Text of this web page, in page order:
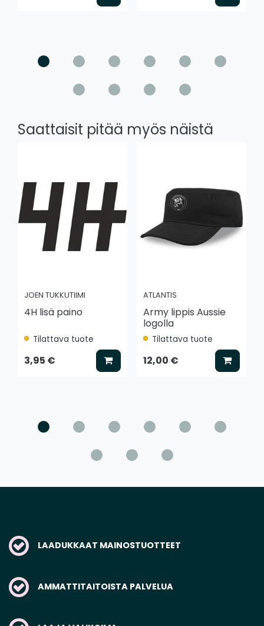
Saattaisit pitää myös näistä
JOEN TUKKUTIIMI
4H lisä paino
Tilattava tuote
3,95 € Lisää koriin
ATLANTIS
Army lippis Aussie
logolla
Tilattava tuote
12,00 € Lisää
LAADUKKAAT MAINOSTUOTTEET
AMMATTITAITOISTA PALVELUA